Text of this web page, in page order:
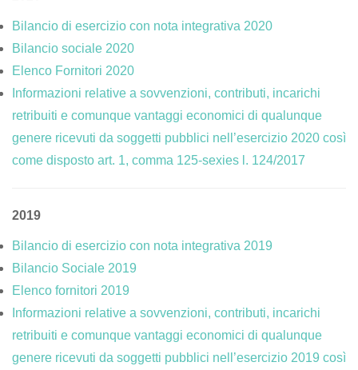
Bilancio di esercizio con nota integrativa 2020
Bilancio sociale 2020
Elenco Fornitori 2020
Informazioni relative a sovvenzioni, contributi, incarichi
retribuiti e comunque vantaggi economici di qualunque
genere ricevuti da soggetti pubblici nell’esercizio 2020 così
come disposto art. 1, comma 125-sexies l. 124/2017
2019
Bilancio di esercizio con nota integrativa 2019
Bilancio Sociale 2019
Elenco fornitori 2019
Informazioni relative a sovvenzioni, contributi, incarichi
retribuiti e comunque vantaggi economici di qualunque
genere ricevuti da soggetti pubblici nell’esercizio 2019 così